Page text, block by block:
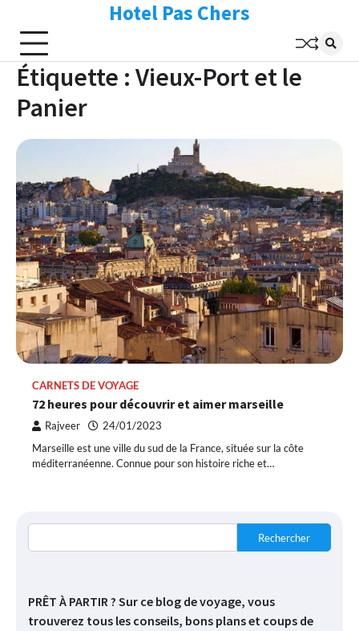
content
Hotel Pas Chers
Étiquette : Vieux-Port et le
Panier
CARNETS DE VOYAGE
72 heures pour découvrir et aimer marseille
Rajveer 24/01/2023
Marseille est une ville du sud de la France, située sur la côte
méditerranéenne. Connue pour son histoire riche et…
Rechercher
PRÊT À PARTIR ? Sur ce blog de voyage, vous
trouverez tous les conseils, bons plans et coups de